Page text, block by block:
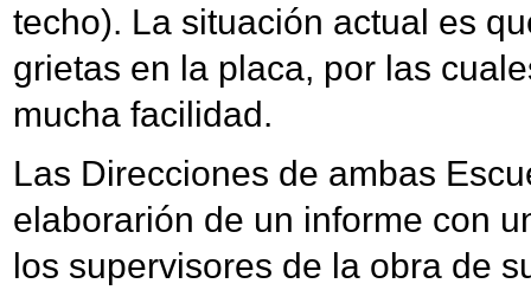
techo). La situación actual es
grietas en la placa, por las
mucha facilidad.
Las Direcciones de ambas
elaborarión de un informe con
los supervisores de la obra de